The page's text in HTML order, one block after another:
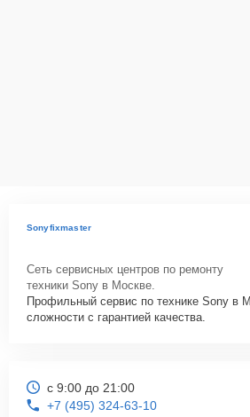
Sonyfixmaster
Сеть сервисных центров по ремонту
техники Sony в Москве.
Профильный сервис по технике Sony в
сложности с гарантией качества.
с 9:00 до 21:00
+7 (495) 324-63-10